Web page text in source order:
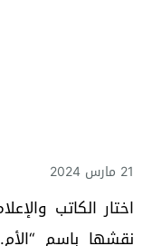
21 مارس 2024
اختار الكاتب
نقشها باسم